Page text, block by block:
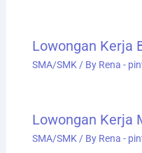
Lowongan Kerja
SMA/SMK / By Rena -
Lowongan Kerja
SMA/SMK / By Rena -